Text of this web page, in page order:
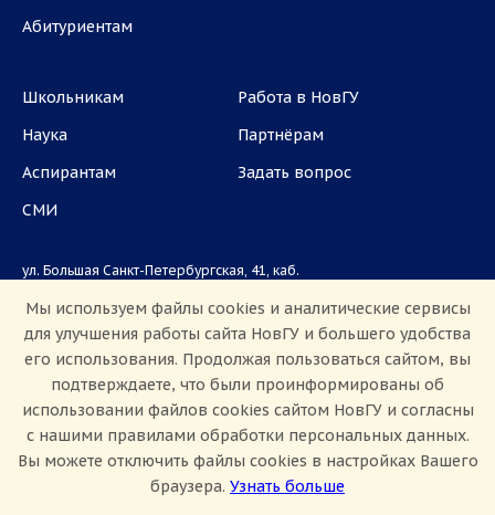
Абитуриентам
Школьникам
Наука
Аспирантам
СМИ
Работа в НовГУ
Партнёрам
Задать вопрос
ул. Большая Санкт-Петербургская, 41, каб.
Приемная комиссия: +7(8162)33-20-44
Мы используем файлы cookies и аналитические сервисы
для улучшения работы сайта НовГУ и большего удобства
его использования. Продолжая пользоваться сайтом, вы
подтверждаете, что были проинформированы об
использовании файлов cookies сайтом НовГУ и согласны
с нашими правилами обработки персональных данных.
Вы можете отключить файлы cookies в настройках Вашего
браузера. Узнать больше